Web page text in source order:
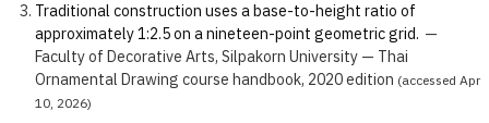
Traditional construction uses a base-to-height ratio of
approximately 1:2.5 on a nineteen-point geometric grid. —
Faculty of Decorative Arts, Silpakorn University — Thai
Ornamental Drawing course handbook, 2020 edition (accessed Apr
10, 2026)